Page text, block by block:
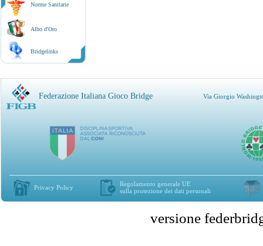
Norme Sanitarie
Albo d'Oro
Bridgelinks
Federazione Italiana Gioco Bridge Via Giorgio
Privacy Policy
Regolamento generale UE
sulla protezione dei dati personali
versione